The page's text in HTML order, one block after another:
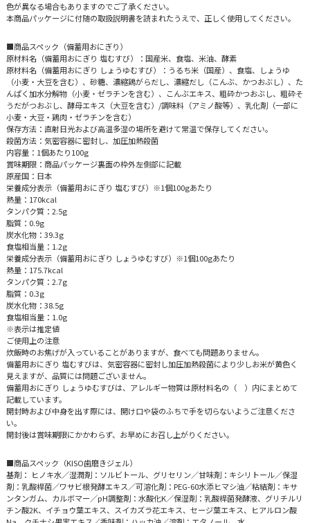
色が異なる場合もありますのでご了承ください。
本商品パッケージに付随の取扱説明書を読まれたうえで、正しく使用してください。
■商品スペック（備蓄用おにぎり）
原材料名（備蓄用おにぎり 塩むすび）：国産米、食塩、米油、酵素
原材料名（備蓄用おにぎり しょうゆむすび）：うるち米（国産）、食塩、しょうゆ
（小麦・大豆を含む）、砂糖、濃縮鶏がらだし、濃縮だし（こんぶ、かつおぶし）、た
んぱく加水分解物（小麦・ゼラチンを含む）、こんぶエキス、粗砕かつおぶし、粗砕そ
うだがつおぶし、酵母エキス（大豆を含む）/調味料（アミノ酸等）、乳化剤（一部に
小麦・大豆・鶏肉・ゼラチンを含む）
保存方法：直射日光および高温多湿の場所を避けて常温で保存してください。
殺菌方法：気密容器に密封し、加圧加熱殺菌
内容量：1個あたり100g
賞味期限：商品パッケージ裏面の枠外左側部に記載
原産国：日本
栄養成分表示（備蓄用おにぎり 塩むすび）※1個100gあたり
熱量：170kcal
タンパク質：2.5g
脂質：0.9g
炭水化物：39.3g
食塩相当量：1.2g
栄養成分表示（備蓄用おにぎり しょうゆむすび）※1個100gあたり
熱量：175.7kcal
タンパク質：2.7g
脂質：0.3g
炭水化物：38.5g
食塩相当量：1.0g
※表示は推定値
ご使用上の注意
炊飯時のお焦げが入っていることがありますが、食べても問題ありません。
備蓄用おにぎり 塩むすびは、気密容器に密封し加圧加熱殺菌により少しお米が黄色く
見えますが、品質には問題ございません。
備蓄用おにぎり しょうゆむすびは、アレルギー物質は原材料名の（ ）内にまとめて
記載しています。
開封時および中身を出す際には、開け口や袋のふちで手を切らないようご注意くださ
い。
開封後は賞味期限にかかわらず、お早めにお召し上がりください。
■商品スペック（KISO歯磨きジェル）
基剤： ヒノキ水／湿潤剤：ソルビトール、グリセリン／甘味剤：キシリトール／保湿
剤：乳酸桿菌／ワサビ根発酵エキス／可溶化剤：PEG-60水添ヒマシ油／粘結剤：キサ
ンタンガム、カルボマー／pH調整剤：水酸化K／保湿剤：乳酸桿菌発酵液、グリチルリ
チン酸2K、イチョウ葉エキス、スイカズラ花エキス、セージ葉エキス、ヒアルロン酸